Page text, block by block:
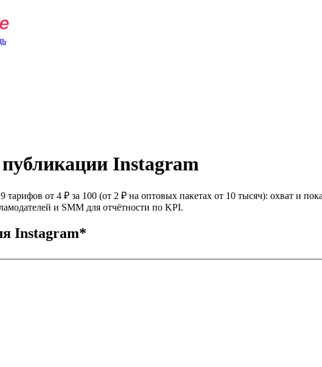
Instagram
тарифов от 4 ₽ за 100 (от 2 ₽ на оптовых пакетах от 10 тысяч): охват и
и SMM для отчётности по KPI.
Instagram*